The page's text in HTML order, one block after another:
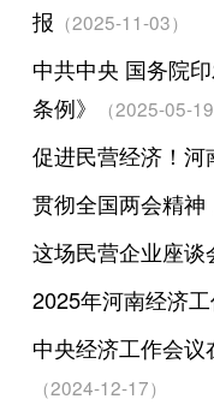
报 （2025-11-03）
中共中央 国务院
条例》
（2025-05-19
促进民营经济！河
贯彻全国两会精
这场民营企业座
2025年河南经济工
中央经济工作会
（2024-12-17）